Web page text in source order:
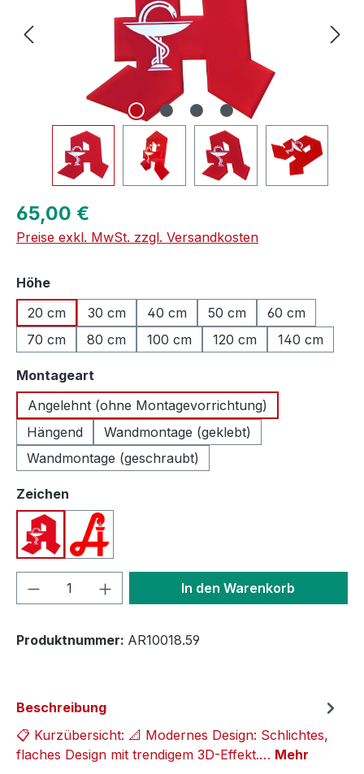
Regulärer Preis:
65,00 €
Preise exkl. MwSt. zzgl. Versandkosten
Höheauswählen
20 cm
30 cm 40 cm 50 cm
60 cm
70 cm
80 cm 100 cm 120 cm 140 cm
Montageart
Angelehnt (ohne Montagevorrichtung)
Hängend
Wandmontage (geklebt)
Wandmontage (geschraubt)
Zeichen
Apotheken A (Deutschland)
Apotheken A (Österreich)
Produkt Anzahl: Gib denIn den Warenkorb
Produktnummer: AR10018.59
Beschreibung
📋 Kurzübersicht: 📐 Modernes Design: Schlichtes,
flaches Design mit trendigem 3D-Effekt.… Mehr